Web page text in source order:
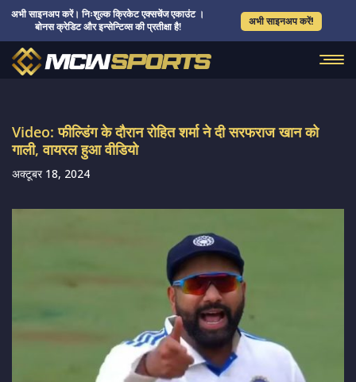
अभी साइनअप करें। निःशुल्क क्रिकेट एक्सचेंज एकाउंट ।
बोनस क्रेडिट और इन्सेन्टिव्स की प्रतीक्षा है!
अभी साइनअप करें!
Video: फील्डिंग के दौरान रोहित शर्मा ने दी सरफराज खान को
गाली, वायरल हुआ वीडियो
अक्टूबर 18, 2024